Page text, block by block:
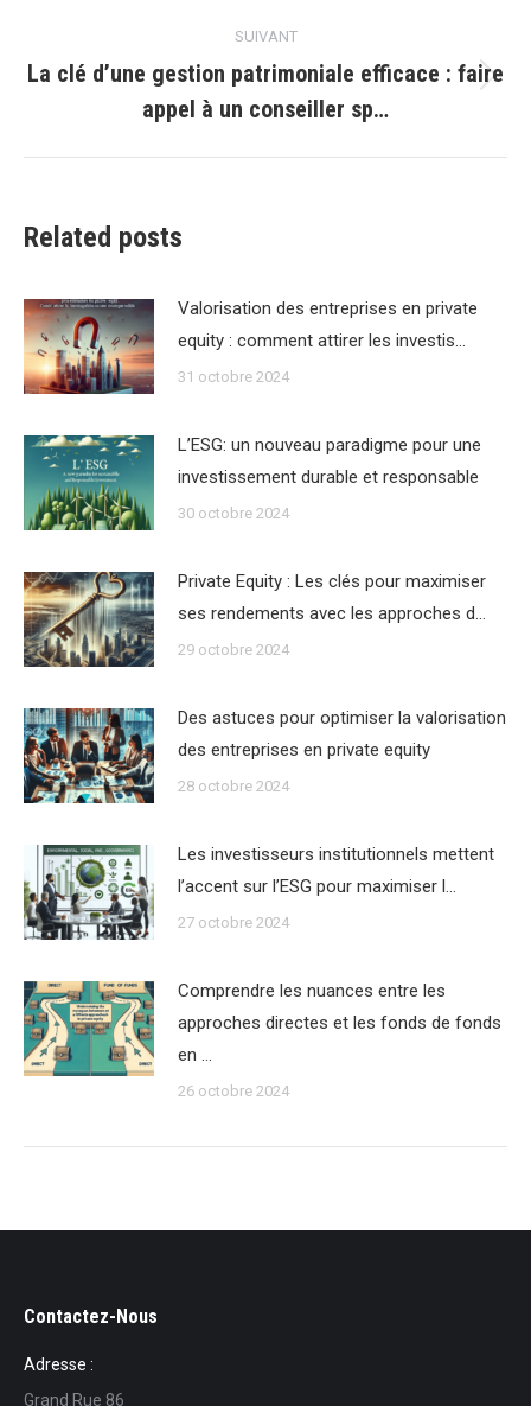
SUIVANT
suivant
:
La clé d’une gestion patrimoniale efficace : faire
appel à un conseiller sp…
Related posts
Valorisation des entreprises en private
equity : comment attirer les investis…
31 octobre 2024
L’ESG: un nouveau paradigme pour une
investissement durable et responsable
30 octobre 2024
Private Equity : Les clés pour maximiser
ses rendements avec les approches d…
29 octobre 2024
Des astuces pour optimiser la valorisation
des entreprises en private equity
28 octobre 2024
Les investisseurs institutionnels mettent
l’accent sur l’ESG pour maximiser l…
27 octobre 2024
Comprendre les nuances entre les
approches directes et les fonds de fonds
en …
26 octobre 2024
Contactez-Nous
Adresse :
Grand Rue 86